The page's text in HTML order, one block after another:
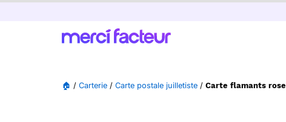
🏠 / Carterie / Carte postale juilletiste / Carte flamants